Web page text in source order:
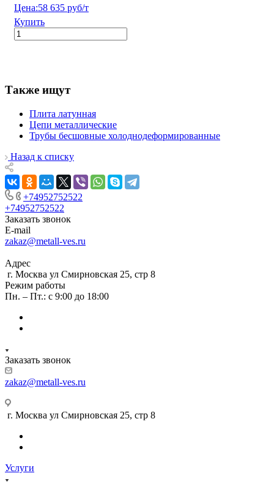
Цена:58 635 руб/т
Купить
Также ищут
Плита латунная
Цепи металлические
Трубы бесшовные холоднодеформированные
Назад к списку
+74952752522
+74952752522
Заказать звонок
E-mail
zakaz@metall-ves.ru
Адрес
г. Москва ул Смирновская 25, стр 8
Режим работы
Пн. – Пт.: с 9:00 до 18:00
Заказать звонок
zakaz@metall-ves.ru
г. Москва ул Смирновская 25, стр 8
Услуги